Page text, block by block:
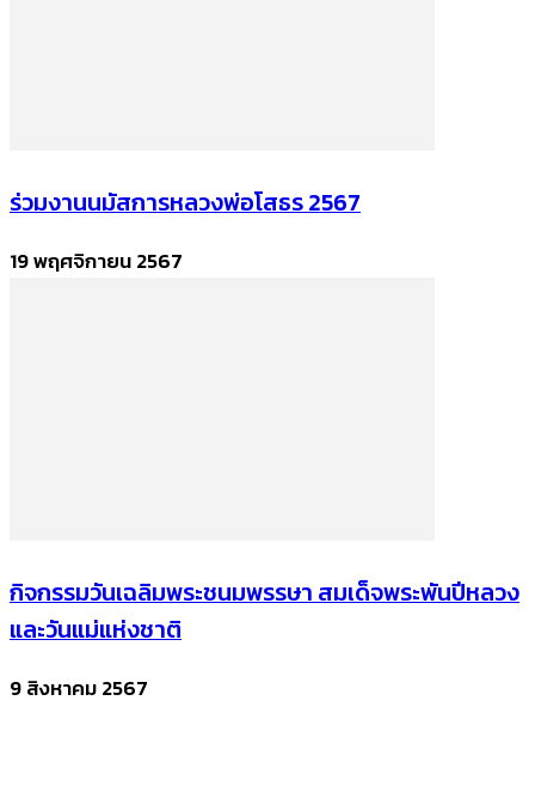
ร่วมงานนมัสการหลวงพ่อโสธร 2567
19 พฤศจิกายน 2567
กิจกรรมวันเฉลิมพระชนมพรรษา สมเด็จพระพันปีหลวง
และวันแม่แห่งชาติ
9 สิงหาคม 2567